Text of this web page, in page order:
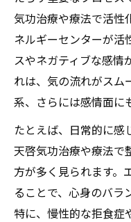
気功治療や療法で活性
ネルギーセンターが活
スやネガティブな感情
れは、気の流れがスム
系、さらには感情面に
たとえば、日常的に感
天啓気功治療や療法で
方が多く見られます。
ることで、心身のバラ
特に、慢性的な拒食症